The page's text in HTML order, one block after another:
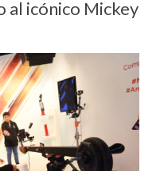
al icónico Mickey